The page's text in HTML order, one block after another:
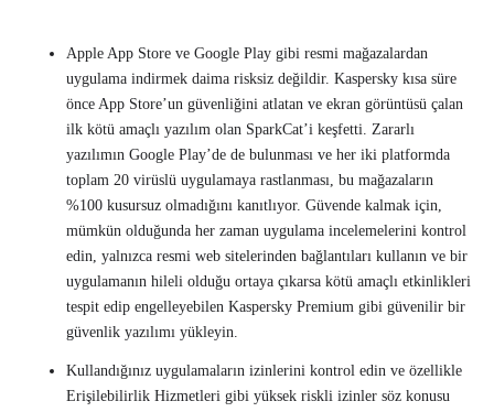
Apple App Store ve Google Play gibi resmi mağazalardan
uygulama indirmek daima risksiz değildir. Kaspersky kısa süre
önce App Store’un güvenliğini atlatan ve ekran görüntüsü çalan
ilk kötü amaçlı yazılım olan SparkCat’i keşfetti. Zararlı
yazılımın Google Play’de de bulunması ve her iki platformda
toplam 20 virüslü uygulamaya rastlanması, bu mağazaların
%100 kusursuz olmadığını kanıtlıyor. Güvende kalmak için,
mümkün olduğunda her zaman uygulama incelemelerini kontrol
edin, yalnızca resmi web sitelerinden bağlantıları kullanın ve bir
uygulamanın hileli olduğu ortaya çıkarsa kötü amaçlı etkinlikleri
tespit edip engelleyebilen Kaspersky Premium gibi güvenilir bir
güvenlik yazılımı yükleyin.
Kullandığınız uygulamaların izinlerini kontrol edin ve özellikle
Erişilebilirlik Hizmetleri gibi yüksek riskli izinler söz konusu